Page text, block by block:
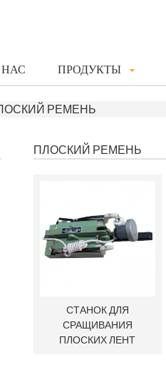
ПРОДУКТЫ
РЕМЕНЬ
ПЛОСКИЙ РЕМЕНЬ
СТАНОК ДЛЯ
СРАЩИВАНИЯ
ПЛОСКИХ ЛЕНТ